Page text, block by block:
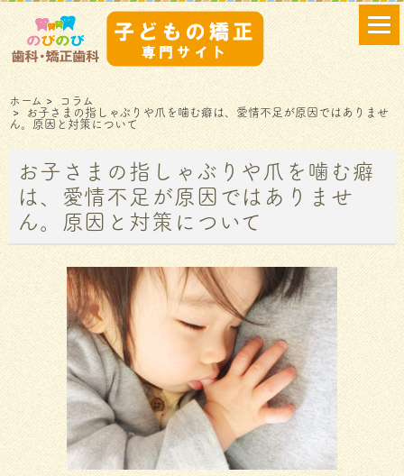
ホーム >
コラム
>
お子さまの指しゃぶりや爪を噛む癖は、愛情不足が原因ではありませ
ん。原因と対策について
お子さまの指しゃぶりや爪を噛む癖
は、愛情不足が原因ではありませ
ん。原因と対策について